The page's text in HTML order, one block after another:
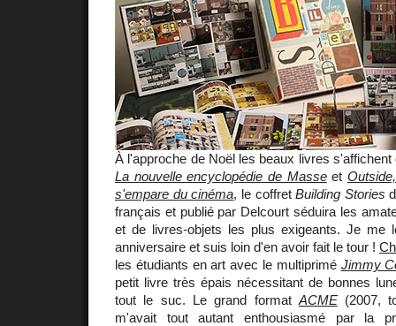
À l'approche de Noël les beaux livres
La nouvelle encyclopédie de Masseet
s'empare du cinéma, le coffretBuilding Stories
français et publié par Delcourt séduira les
et de livres-objets les plus exigeants. Je me
anniversaire et suis loin d'en avoir fait le tour !
les étudiants en art avec le multiprimé Jimmy
petit livre très épais nécessitant de bonnes
tout le suc. Le grand format ACME(2007,
m'avait tout autant enthousiasmé par la